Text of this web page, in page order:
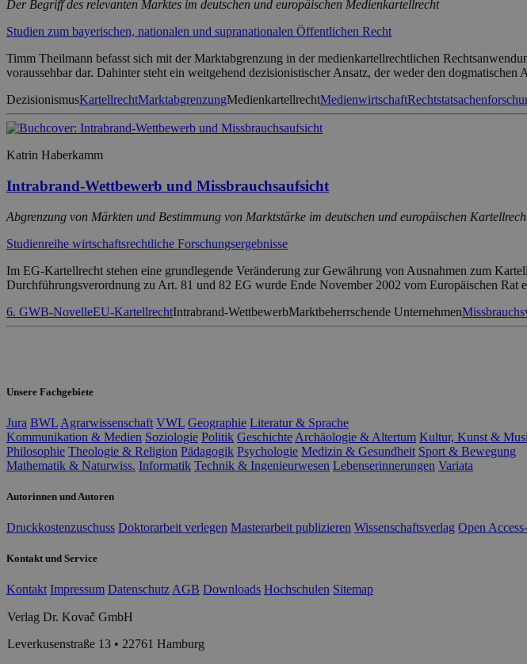
Der Begriff des relevanten Marktes im deutschen und europäischen Medienkartellrecht
Studien zum bayerischen, nationalen und supranationalen Öffentlichen Recht
Timm Theilmann befasst sich mit der Marktabgrenzung in der medienkartellrechtlichen
voraussehbar dar. Dahinter steht ein weitgehend dezisionistischer Ansatz, der weder den
DezisionismusKartellrechtMarktabgrenzungMedienkartellrechtMedienwirtschaft
Katrin Haberkamm
Intrabrand-Wettbewerb und Missbrauchsaufsicht
Abgrenzung von Märkten und Bestimmung von Marktstärke im deutschen und europäischen
Studienreihe wirtschaftsrechtliche Forschungsergebnisse
Im EG-Kartellrecht stehen eine grundlegende Veränderung zur Gewährung von Ausnahmen zum
Durchführungsverordnung zu Art. 81 und 82 EG wurde Ende November 2002 vom Europäischen Rat
6. GWB-NovelleEU-KartellrechtIntrabrand-WettbewerbMarktbeherrschende Unternehmen
Unsere Fachgebiete
Jura BWL Agrarwissenschaft VWL Geographie Literatur & Sprache
Kommunikation & Medien Soziologie Politik Geschichte Archäologie & Altertum Kultur, Kunst &
Philosophie Theologie & Religion Pädagogik Psychologie Medizin & Gesundheit Sport & Bewegung
Mathematik & Naturwiss. Informatik Technik & Ingenieurwesen Lebenserinnerungen Variata
Autorinnen und Autoren
Druckkostenzuschuss Doktorarbeit verlegen Masterarbeit publizieren Wissenschaftsverlag Open
Kontakt und Service
Kontakt Impressum Datenschutz AGB Downloads Hochschulen Sitemap
Verlag Dr. Kovač GmbH
Leverkusenstraße 13 • 22761 Hamburg